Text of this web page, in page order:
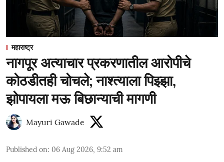
महाराष्ट्र
नागपूर अत्याचार प्रकरणातील आरोपीचे
कोठडीतही चोचले; नाश्त्याला पिझ्झा,
झोपायला मऊ बिछान्याची मागणी
Mayuri Gawade
Published on: 06 Aug 2026, 9:52 am